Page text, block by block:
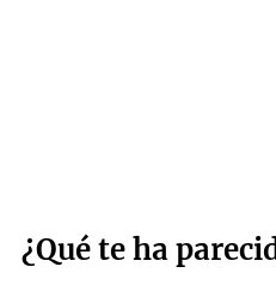
¿Qué te ha